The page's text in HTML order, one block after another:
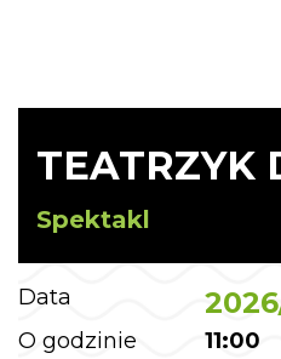
TEATRZYK
Spektakl
Data
O godzinie
11:00